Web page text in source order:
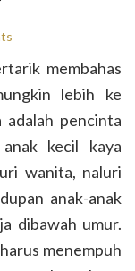
membahas
lebih ke
adalah pencinta
kecil kaya
wanita, naluri
anak-anak
dibawah umur.
menempuh